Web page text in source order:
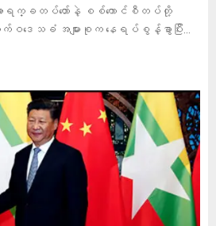
ာရက္ခတပ်တော်နဲ့ စစ်ကောင်စီတပ်တို့
ဝဒေသခံ အများစုက နေရပ်စွန့်ခွာပြီး...